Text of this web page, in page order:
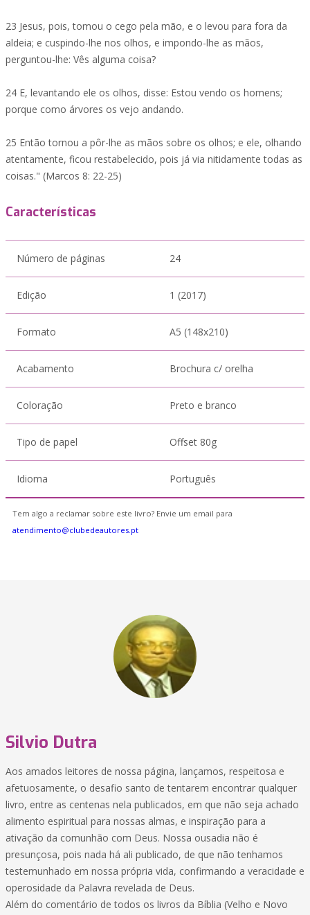
23 Jesus, pois, tomou o cego pela mão, e o levou para fora da
aldeia; e cuspindo-lhe nos olhos, e impondo-lhe as mãos,
perguntou-lhe: Vês alguma coisa?
24 E, levantando ele os olhos, disse: Estou vendo os homens;
porque como árvores os vejo andando.
25 Então tornou a pôr-lhe as mãos sobre os olhos; e ele, olhando
atentamente, ficou restabelecido, pois já via nitidamente todas as
coisas." (Marcos 8: 22-25)
Características
Número de páginas 24
Edição 1 (2017)
Formato A5 (148x210)
Acabamento Brochura c/ orelha
Coloração Preto e branco
Tipo de papel Offset 80g
Idioma Português
Tem algo a reclamar sobre este livro? Envie um email para
atendimento@clubedeautores.pt
Silvio Dutra
Aos amados leitores de nossa página, lançamos, respeitosa e
afetuosamente, o desafio santo de tentarem encontrar qualquer
livro, entre as centenas nela publicados, em que não seja achado
alimento espiritual para nossas almas, e inspiração para a
ativação da comunhão com Deus. Nossa ousadia não é
presunçosa, pois nada há ali publicado, de que não tenhamos
testemunhado em nossa própria vida, confirmando a veracidade e
operosidade da Palavra revelada de Deus.
Além do comentário de todos os livros da Bíblia (Velho e Novo